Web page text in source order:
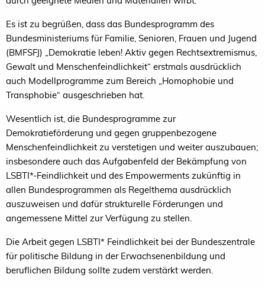
Es ist zu begrüßen, dass das Bundesprogramm des
Bundesministeriums für Familie, Senioren, Frauen und Jugend
(BMFSFJ) „Demokratie leben! Aktiv gegen Rechtsextremismus,
Gewalt und Menschenfeindlichkeit“ erstmals ausdrücklich
auch Modellprogramme zum Bereich „Homophobie und
Transphobie“ ausgeschrieben hat.
Wesentlich ist, die Bundesprogramme zur
Demokratieförderung und gegen gruppenbezogene
Menschenfeindlichkeit zu verstetigen und weiter auszubauen;
insbesondere auch das Aufgabenfeld der Bekämpfung von
LSBTI*-Feindlichkeit und des Empowerments zukünftig in
allen Bundesprogrammen als Regelthema ausdrücklich
auszuweisen und dafür strukturelle Förderungen und
angemessene Mittel zur Verfügung zu stellen.
Die Arbeit gegen LSBTI* Feindlichkeit bei der Bundeszentrale
für politische Bildung in der Erwachsenenbildung und
beruflichen Bildung sollte zudem verstärkt werden.